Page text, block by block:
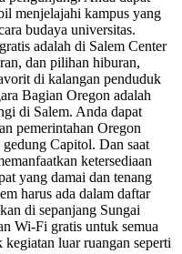
menjelajahi kampus yang
budaya universitas.
adalah di Salem Center
dan pilihan hiburan,
di kalangan penduduk
Bagian Oregon adalah
di Salem. Anda dapat
pemerintahan Oregon
Capitol. Dan saat
ketersediaan
yang damai dan tenang
harus ada dalam daftar
di sepanjang Sungai
Wi-Fi gratis untuk semua
luar ruangan seperti